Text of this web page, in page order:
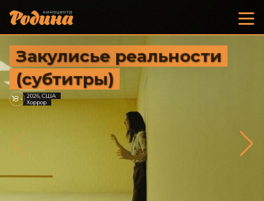
Закулисье реальности
(субтитры)
18+ 2026, США
Хоррор